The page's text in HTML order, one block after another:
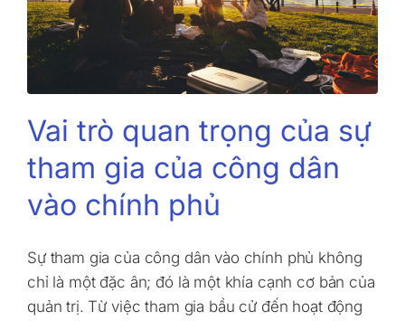
Vai trò quan trọng của sự
tham gia của công dân
vào chính phủ
Sự tham gia của công dân vào chính phủ không
chỉ là một đặc ân; đó là một khía cạnh cơ bản của
quản trị. Từ việc tham gia bầu cử đến hoạt động